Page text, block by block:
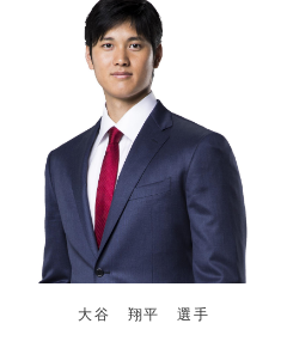
大谷 翔平 選手